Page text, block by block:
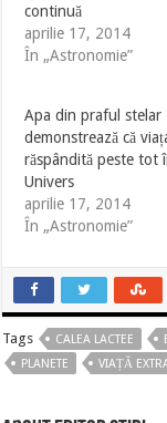
continuă
aprilie 17, 2014
În „Astronomie”
Apa din praful stelar
demonstrează că
răspândită peste tot
Univers
aprilie 17, 2014
În „Astronomie”
Tags CALEA LACTEE
PLANETE
VIAȚĂ